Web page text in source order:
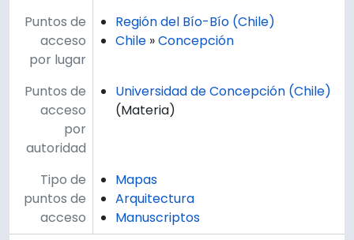
Puntos de
acceso
por lugar
Región del Bío-Bío (Chile)
Chile »Concepción
Puntos de
acceso
por
autoridad
Universidad de Concepción (Chile)
(Materia)
Tipo de
puntos de
acceso
Mapas
Arquitectura
Manuscriptos